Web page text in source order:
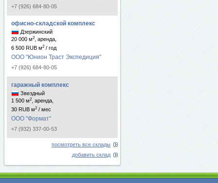
+7 (926) 684-80-05
офисно-складской комплекс
Дзержинский
20 000 м2
, аренда,
6 500 RUB м2 / год
ООО "Юнион Траст Экспедиция"
+7 (926) 684-80-05
гаражный комплекс
Звездный
1 500 м2
, аренда,
30 RUB м2 / мес
ООО "Формат"
+7 (932) 337-00-53
посмотреть все склады
добавить склад